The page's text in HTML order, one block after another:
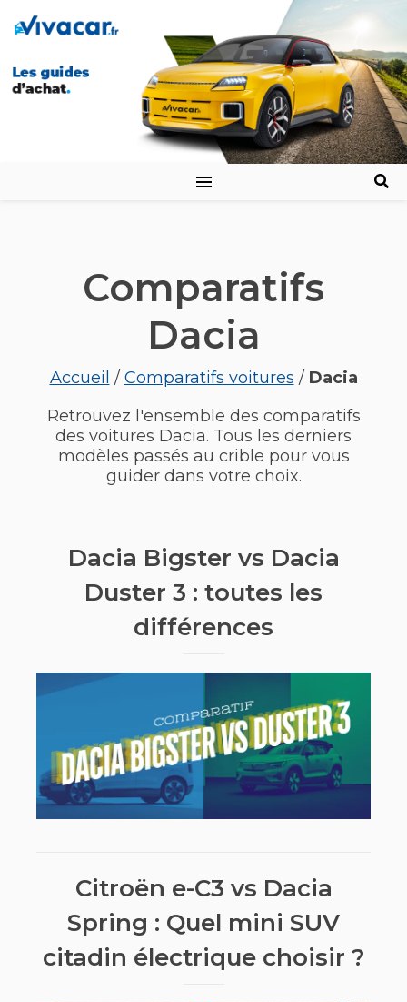
Comparatifs
Dacia
Accueil / Comparatifs voitures / Dacia
Retrouvez l'ensemble des comparatifs
des voitures Dacia. Tous les derniers
modèles passés au crible pour vous
guider dans votre choix.
Dacia Bigster vs Dacia
Duster 3 : toutes les
différences
Citroën e-C3 vs Dacia
Spring : Quel mini SUV
citadin électrique choisir ?